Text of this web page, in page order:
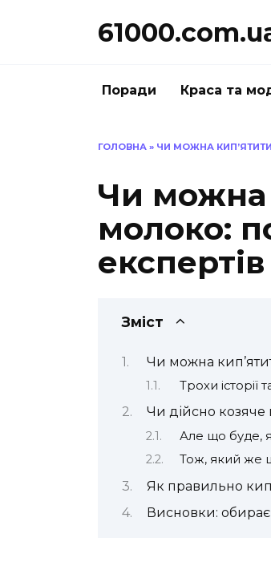
Поради Краса та
ГОЛОВНА » ЧИ МОЖНА
Чи можна
молоко:
експертів
Зміст
Чи можна
Трохи історії
Чи дійсно козяче
Але що буде,
Тож, який же
Як правильно
Висновки: